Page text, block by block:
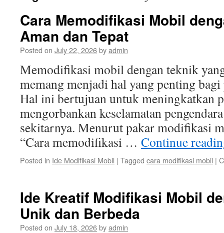
Cara Memodifikasi Mobil
Aman dan Tepat
Posted on July 22, 2026byadmin
Memodifikasi mobil dengan teknik
memang menjadi hal yang penting
Hal ini bertujuan untuk meningkatkan
mengorbankan keselamatan
sekitarnya. Menurut pakar modifikasi
“Cara memodifikasi … Continue
Posted in Ide Modifikasi Mobil | Tagged cara modifikasi mobil |
Ide Kreatif Modifikasi Mobil
Unik dan Berbeda
Posted on July 18, 2026byadmin